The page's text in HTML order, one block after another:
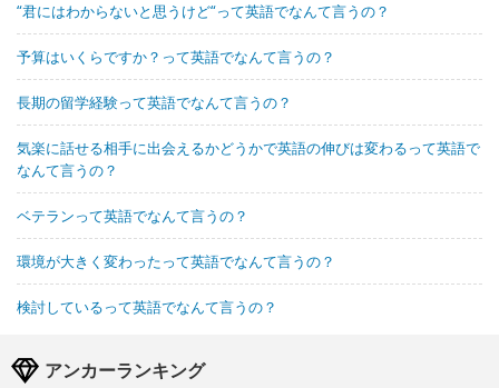
“君にはわからないと思うけど“って英語でなんて言うの？
予算はいくらですか？って英語でなんて言うの？
長期の留学経験って英語でなんて言うの？
気楽に話せる相手に出会えるかどうかで英語の伸びは変わるって英語で
なんて言うの？
ベテランって英語でなんて言うの？
環境が大きく変わったって英語でなんて言うの？
検討しているって英語でなんて言うの？
アンカーランキング